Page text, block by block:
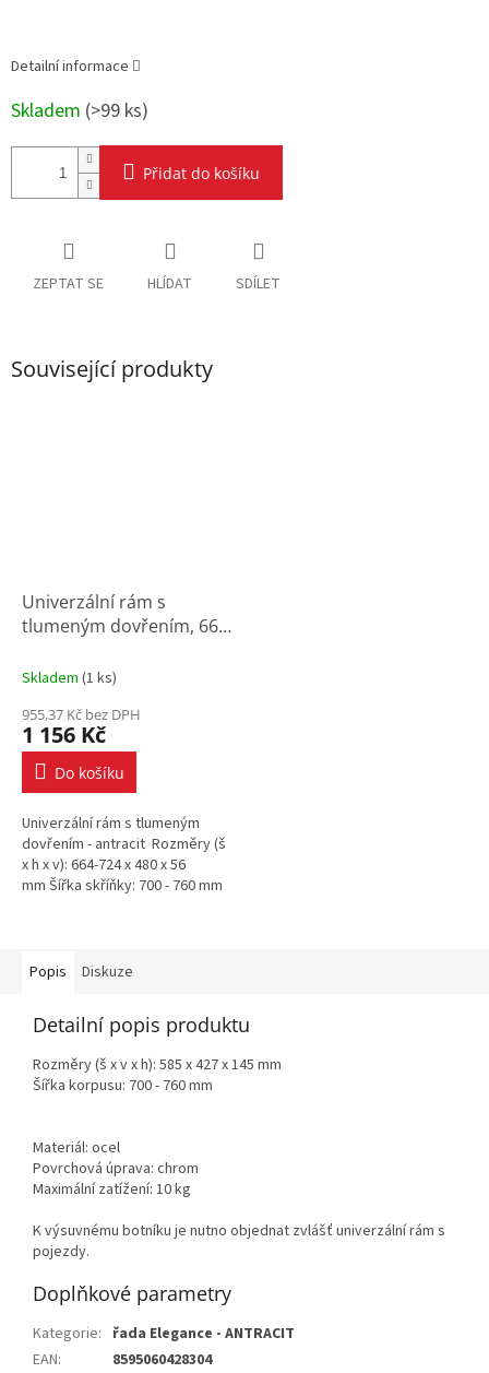
Detailní informace
Skladem (>99 ks)
Přidat do košíku
ZEPTAT SE HLÍDAT SDÍLET
Související produkty
Univerzální rám s
tlumeným dovřením, 664-
Skladem (1 ks)
955,37 Kč bez DPH
1 156 Kč
Do košíku
Univerzální rám s tlumeným
dovřením - antracit Rozměry (š
x h x v): 664-724 x 480 x 56
mm Šířka skříňky: 700 - 760 mm
Popis Diskuze
Detailní popis produktu
Rozměry (š x v x h): 585 x 427 x 145 mm
Šířka korpusu: 700 - 760 mm
Materiál: ocel
Povrchová úprava: chrom
Maximální zatížení: 10 kg
K výsuvnému botníku je nutno objednat zvlášť univerzální rám s
pojezdy.
Doplňkové parametry
Kategorie: řada Elegance - ANTRACIT
EAN: 8595060428304